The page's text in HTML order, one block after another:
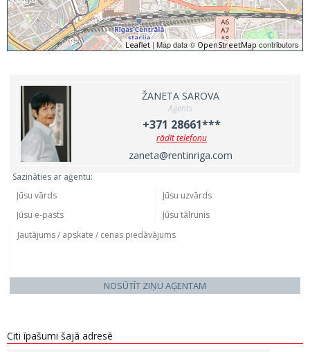
Leaflet| Map data © OpenStreetMapcontributors
ŽANETA SAROVA
Aģents
+371 28661***
rādīt telefonu
zaneta@rentinriga.com
Sazināties ar aģentu:
NOSŪTĪT ZIŅU AĢENTAM
Citi īpašumi šajā adresē